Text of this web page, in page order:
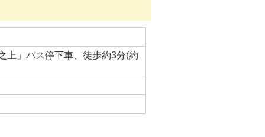
上」バス停下車、徒歩約3分(約